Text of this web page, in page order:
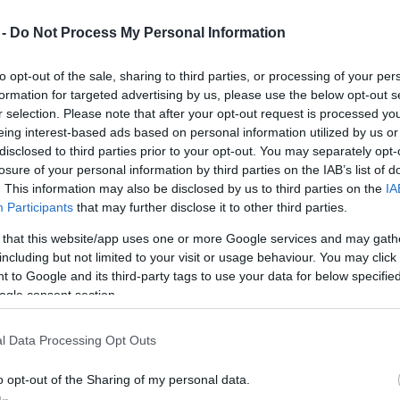
Do Not Process My Personal Information
opt-out of the sale, sharing to third parties, or processing of your
for targeted advertising by us, please use the below opt-out
selection. Please note that after your opt-out request is processed
interest-based ads based on personal information utilized by us
to third parties prior to your opt-out. You may separately
of your personal information by third parties on the IAB’s list of
This information may also be disclosed by us to third parties on the
Participants that may further disclose it to other third parties.
that this website/app uses one or more Google services and may
but not limited to your visit or usage behaviour. You may
to Google and its third-party tags to use your data for below
consent section.
Data Processing Opt Outs
opt-out of the Sharing of my personal data.
showfilmfirst.com
200 ezer dollár (45 millió forint) volt -
A Fox a hétvégétől tovább bővíti a forgalmazást,
összesen 65-75 filmszínházban vetíti
számú moziban kezdték forgalmazni, és 130